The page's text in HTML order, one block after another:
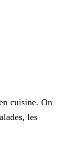
cuisine. On
les